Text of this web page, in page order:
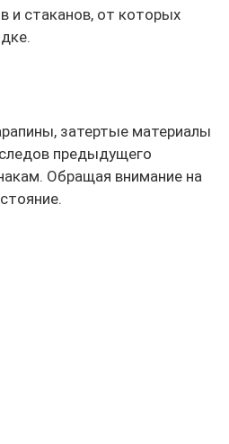
и стаканов, от которых
затертые материалы
предыдущего
Обращая внимание на